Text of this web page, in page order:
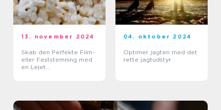
13. november 2024
Skab den Perfekte Film-
eller Feststemning med
en Lejet
04. oktober 2024
Optimer jagten med det
rette jagtudstyr